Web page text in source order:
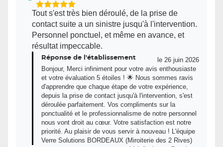
5
Étoiles
Sur
5
Tout s'est très bien déroulé, de la prise de
contact suite a un sinistre jusqu'à l'intervention.
Personnel ponctuel, et même en avance, et
résultat impeccable.
Réponse de l'établissement
le 26 juin 2026
Bonjour, Merci infiniment pour votre avis enthousiaste
et votre évaluation 5 étoiles ! 🌟 Nous sommes ravis
d'apprendre que chaque étape de votre expérience,
depuis la prise de contact jusqu'à l'intervention, s'est
déroulée parfaitement. Vos compliments sur la
ponctualité et le professionnalisme de notre personnel
nous vont droit au cœur. Votre satisfaction est notre
priorité. Au plaisir de vous servir à nouveau ! L'équipe
Verre Solutions BORDEAUX (Miroiterie des 2 Rives)